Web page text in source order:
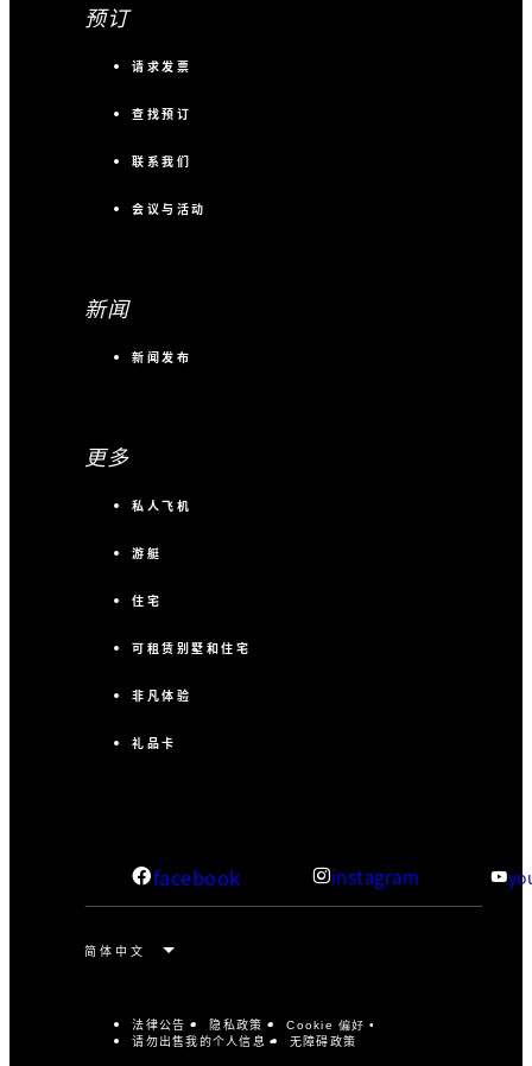
预订
请求发票
查找预订
联系我们
会议与活动
新闻
新闻发布
更多
私人飞机
游艇
住宅
可租赁别墅和住宅
非凡体验
礼品卡
facebook instagram
法律公告 隐私政策 Cookie 偏好
请勿出售我的个人信息 无障碍政策